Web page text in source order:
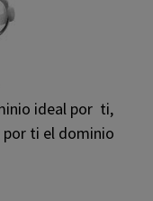
ideal por ti,
por ti el dominio